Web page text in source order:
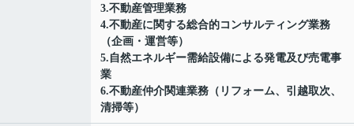
3.不動産管理業務
4.不動産に関する総合的コンサルティング業務
（企画・運営等）
5.自然エネルギー需給設備による発電及び売電事
業
6.不動産仲介関連業務（リフォーム、引越取次、
清掃等）